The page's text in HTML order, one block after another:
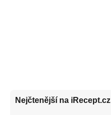
Nejčtenější na iRecept.cz